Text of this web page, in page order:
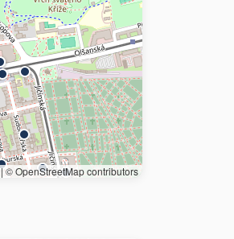
|© OpenStreetMap contributors